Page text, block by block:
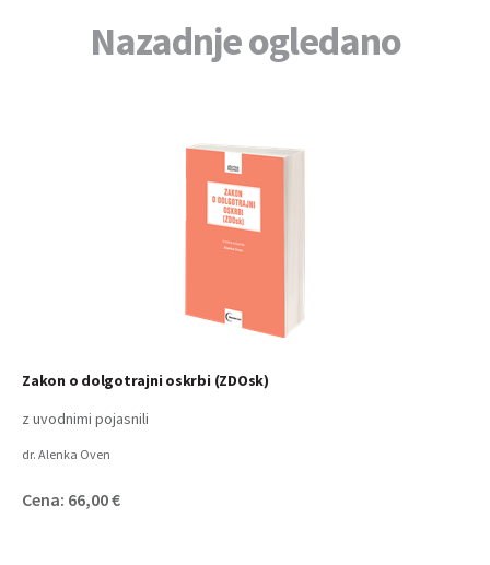
Nazadnje ogledano
Zakon o dolgotrajni oskrbi (ZDOsk)
z uvodnimi pojasnili
dr. Alenka Oven
Cena: 66,00 €